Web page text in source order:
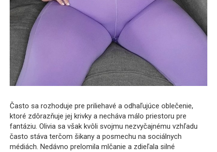
Často sa rozhoduje pre priliehavé a odhaľujúce oblečenie,
ktoré zdôrazňuje jej krivky a necháva málo priestoru pre
fantáziu. Olivia sa však kvôli svojmu nezvyčajnému vzhľadu
často stáva terčom šikany a posmechu na sociálnych
médiách. Nedávno prelomila mlčanie a zdieľala silné